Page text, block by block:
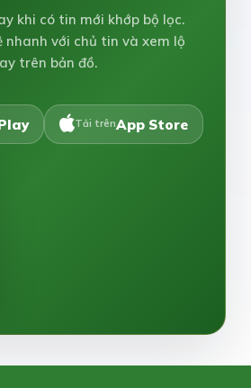
khi có tin mới khớp bộ lọc.
nhanh với chủ tin và xem lộ
trên bản đồ.
Tải trênApp Store